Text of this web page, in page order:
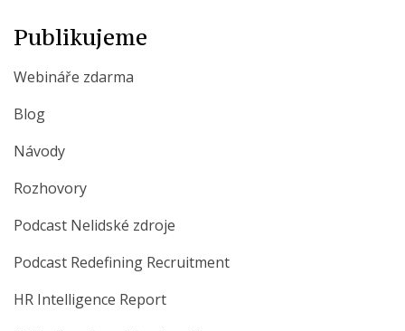
Publikujeme
Webináře zdarma
Blog
Návody
Rozhovory
Podcast Nelidské zdroje
Podcast Redefining Recruitment
HR Intelligence Report